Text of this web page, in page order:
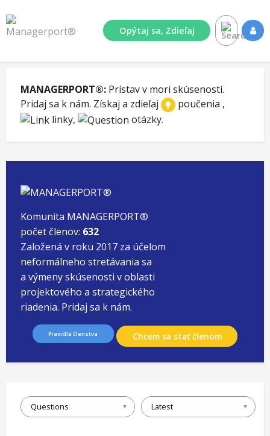
Opýtaj sa, Zdieľaj
MANAGERPORT®: Prístav v mori skúseností.
Pridaj sa k nám. Získaj a zdieľaj
poučenia ,
linky,
otázky.
Komunita MANAGERPORT®
počet členov: 632
Založená v roku 2017 za účelom
neformálneho stretávania sa
a výmeny skúsenosti v oblasti
projektového a strategického
riadenia. Pridaj sa k nám.
Pravidlá členstva Chcem sa stať členom